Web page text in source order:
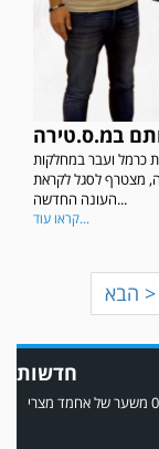
במ.ס.טירה
טירת כרמל ועבר במחלקות
מצטרף לסגל לקראת
העונה החדשה...
קראו עוד...
הבא >
חדשות